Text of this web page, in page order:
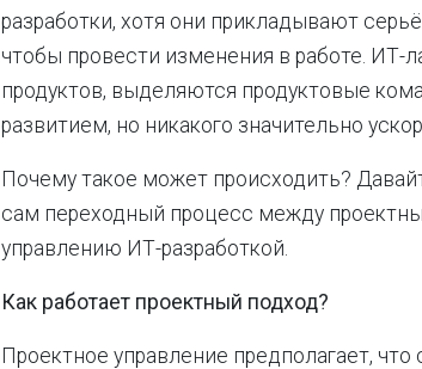
разработки, хотя они прикладывают
чтобы провести изменения в работе. ИТ-
продуктов, выделяются продуктовые
развитием, но никакого значительно
Почему такое может происходить?
сам переходный процесс между
управлению ИТ-разработкой.
Как работает проектный подход?
Проектное управление предполагает,